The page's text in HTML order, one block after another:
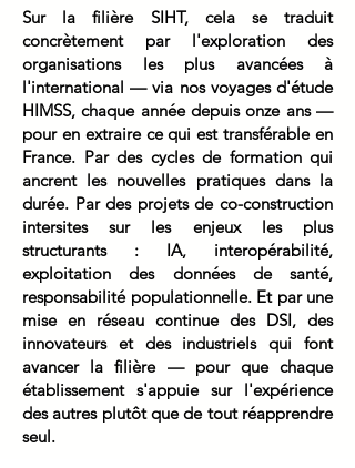
Sur la filière SIHT, cela se traduit
concrètement par l'exploration des
organisations les plus avancées à
l'international — via nos voyages d'étude
HIMSS, chaque année depuis onze ans —
pour en extraire ce qui est transférable en
France. Par des cycles de formation qui
ancrent les nouvelles pratiques dans la
durée. Par des projets de co-construction
intersites sur les enjeux les plus
structurants : IA, interopérabilité,
exploitation des données de santé,
responsabilité populationnelle. Et par une
mise en réseau continue des DSI, des
innovateurs et des industriels qui font
avancer la filière — pour que chaque
établissement s'appuie sur l'expérience
des autres plutôt que de tout réapprendre
seul.